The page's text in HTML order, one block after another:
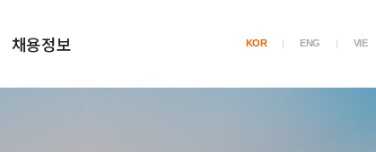
KOR ENG VIE
채용정보